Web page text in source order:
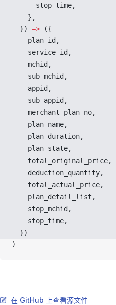
stop_time,
    },
  })
=> ({
plan_id ,
service_id ,
mchid ,
sub_mchid ,
appid ,
sub_appid ,
merchant_plan_no,
plan_name,
plan_duration,
plan_state,
total_original_price,
deduction_quantity,
total_actual_price,
plan_detail_list ,
stop_mchid ,
stop_time,
  })
)
在 GitHub 上查看源文件